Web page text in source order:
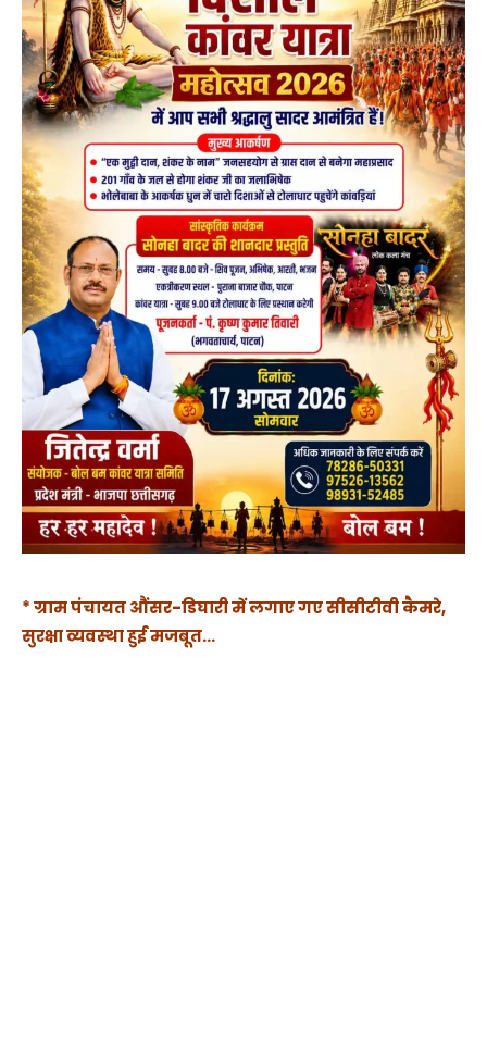
* ग्राम पंचायत औंसर-डिघारी में लगाए गए सीसीटीवी कैमरे,
सुरक्षा व्यवस्था हुई मजबूत…